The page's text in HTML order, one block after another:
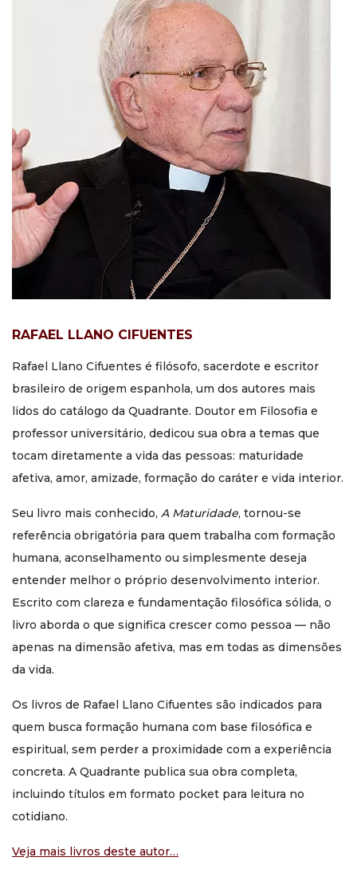
RAFAEL LLANO CIFUENTES
Rafael Llano Cifuentes é filósofo, sacerdote e escritor
brasileiro de origem espanhola, um dos autores mais
lidos do catálogo da Quadrante. Doutor em Filosofia e
professor universitário, dedicou sua obra a temas que
tocam diretamente a vida das pessoas: maturidade
afetiva, amor, amizade, formação do caráter e vida interior.
Seu livro mais conhecido, A Maturidade, tornou-se
referência obrigatória para quem trabalha com formação
humana, aconselhamento ou simplesmente deseja
entender melhor o próprio desenvolvimento interior.
Escrito com clareza e fundamentação filosófica sólida, o
livro aborda o que significa crescer como pessoa — não
apenas na dimensão afetiva, mas em todas as dimensões
da vida.
Os livros de Rafael Llano Cifuentes são indicados para
quem busca formação humana com base filosófica e
espiritual, sem perder a proximidade com a experiência
concreta. A Quadrante publica sua obra completa,
incluindo títulos em formato pocket para leitura no
cotidiano.
Veja mais livros deste autor…